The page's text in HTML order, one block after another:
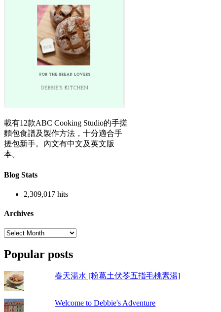
載有12款ABC Cooking Studio的手搓
麵包食譜及製作方法，十分適合手
搓包新手。內文有中文及英文版
本。
Blog Stats
2,309,017 hits
Archives
Archives
Popular posts
春天湯水 [粉葛土伏苓五指毛桃素湯]
Welcome to Debbie's Adventure